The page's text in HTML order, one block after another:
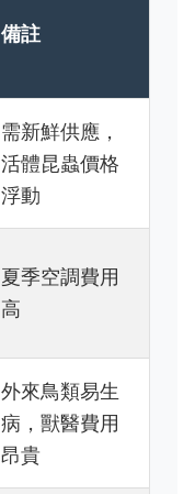
備註
需新鮮供應，
活體昆蟲價格
浮動
夏季空調費用
高
外來鳥類易生
病，獸醫費用
昂貴